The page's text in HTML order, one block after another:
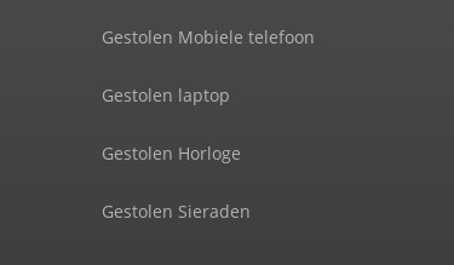
Gestolen Mobiele telefoon
Gestolen laptop
Gestolen Horloge
Gestolen Sieraden